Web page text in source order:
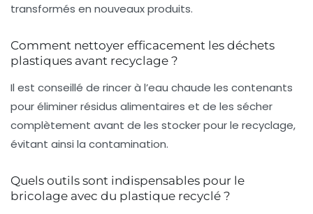
transformés en nouveaux produits.
Comment nettoyer efficacement les déchets
plastiques avant recyclage ?
Il est conseillé de rincer à l’eau chaude les contenants
pour éliminer résidus alimentaires et de les sécher
complètement avant de les stocker pour le recyclage,
évitant ainsi la contamination.
Quels outils sont indispensables pour le
bricolage avec du plastique recyclé ?